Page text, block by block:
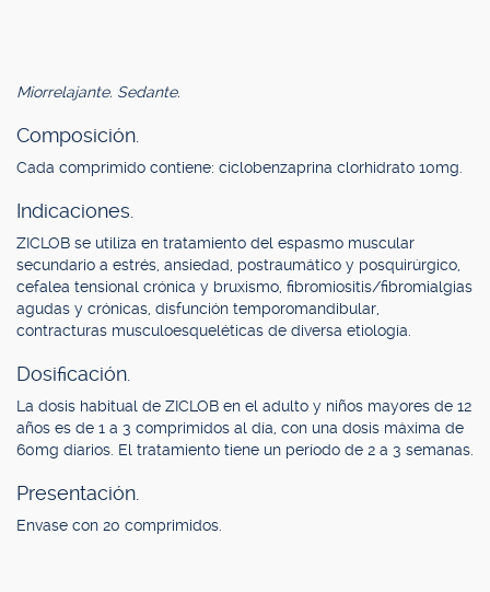
Miorrelajante. Sedante.
Composición.
Cada comprimido contiene: ciclobenzaprina clorhidrato 10mg.
Indicaciones.
ZICLOB se utiliza en tratamiento del espasmo muscular
secundario a estrés, ansiedad, postraumático y posquirúrgico,
cefalea tensional crónica y bruxismo, fibromiositis/fibromialgias
agudas y crónicas, disfunción temporomandibular,
contracturas musculoesqueléticas de diversa etiología.
Dosificación.
La dosis habitual de ZICLOB en el adulto y niños mayores de 12
años es de 1 a 3 comprimidos al día, con una dosis máxima de
60mg diarios. El tratamiento tiene un período de 2 a 3 semanas.
Presentación.
Envase con 20 comprimidos.